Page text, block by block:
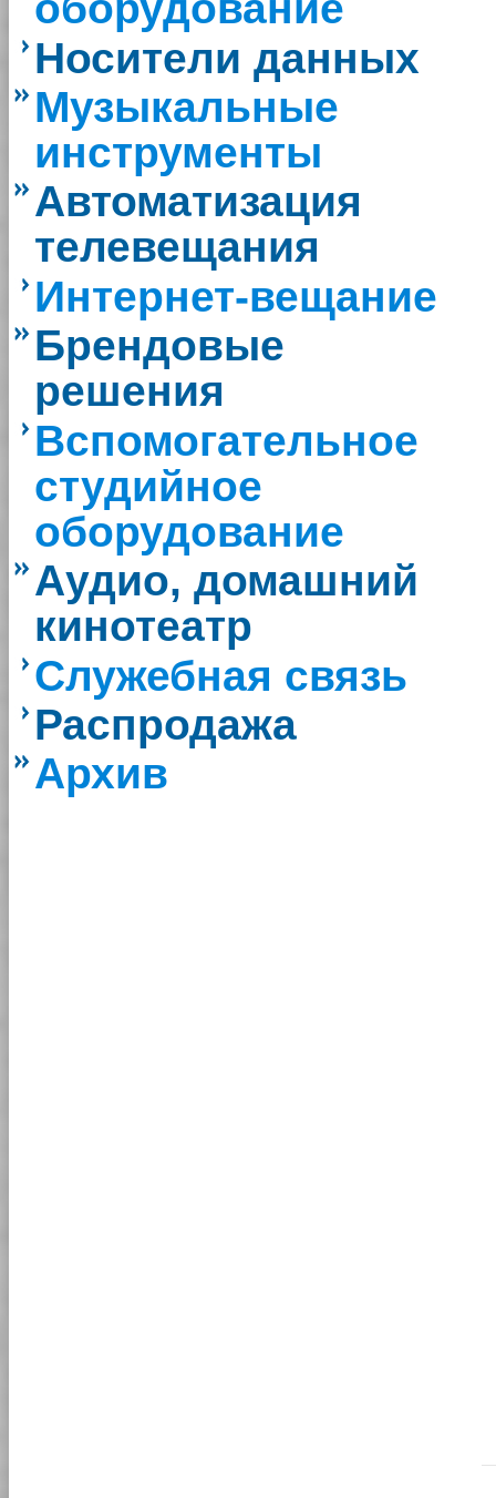
Носители данных
Музыкальные
инструменты
Автоматизация
телевещания
Интернет-вещание
Брендовые
решения
Вспомогательное
студийное
оборудование
Аудио, домашний
кинотеатр
Служебная связь
Распродажа
Архив